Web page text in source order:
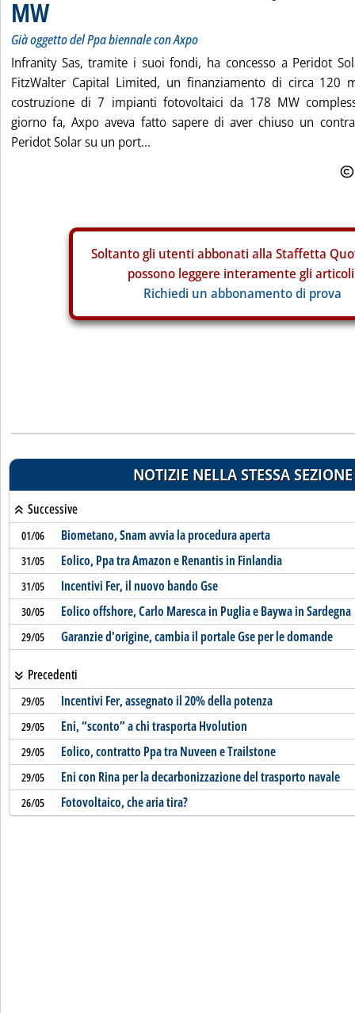
MW
Già oggetto del Ppa biennale con Axpo
Infranity Sas, tramite i suoi fondi, ha concesso a Peridot
FitzWalter Capital Limited, un finanziamento di circa 120
costruzione di 7 impianti fotovoltaici da 178 MW
giorno fa, Axpo aveva fatto sapere di aver chiuso un
Peridot Solar su un port...
Soltanto gli utenti abbonati alla Staffetta
possono leggere interamente gli
Richiedi un abbonamento di prova
NOTIZIE NELLA STESSA SEZIONE
Successive
01/06 Biometano, Snam avvia la procedura aperta
31/05 Eolico, Ppa tra Amazon e Renantis in Finlandia
31/05 Incentivi Fer, il nuovo bando Gse
30/05 Eolico offshore, Carlo Maresca in Puglia e Baywa in Sardegna
29/05 Garanzie d'origine, cambia il portale Gse per le domande
Precedenti
29/05 Incentivi Fer, assegnato il 20% della potenza
29/05 Eni, “sconto” a chi trasporta Hvolution
29/05 Eolico, contratto Ppa tra Nuveen e Trailstone
29/05 Eni con Rina per la decarbonizzazione del trasporto navale
26/05 Fotovoltaico, che aria tira?